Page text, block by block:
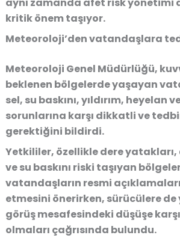
kritik önem taşıyor.
Meteoroloji’den vatandaşlara
Meteoroloji Genel Müdürlüğü,
beklenen bölgelerde yaşayan
sel, su baskını, yıldırım, heyelan
sorunlarına karşı dikkatli ve
gerektiğini bildirdi.
Yetkililer, özellikle dere
ve su baskını riski taşıyan
vatandaşların resmi
etmesini önerirken, sürücülere de
görüş mesafesindeki düşüşe
olmaları çağrısında bulundu.